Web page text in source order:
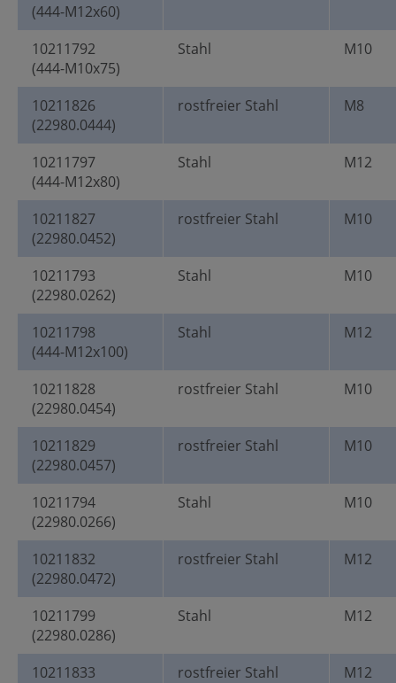
(444-M12x60)
10211792
(444-M10x75)
Stahl M10
10211826
(22980.0444)
rostfreier Stahl M8
10211797
(444-M12x80)
Stahl M12
10211827
(22980.0452)
rostfreier Stahl M10
10211793
(22980.0262)
Stahl M10
10211798
(444-M12x100)
Stahl M12
10211828
(22980.0454)
rostfreier Stahl M10
10211829
(22980.0457)
rostfreier Stahl M10
10211794
(22980.0266)
Stahl M10
10211832
(22980.0472)
rostfreier Stahl M12
10211799
(22980.0286)
Stahl M12
10211833
rostfreier Stahl M12